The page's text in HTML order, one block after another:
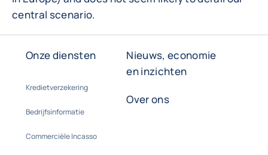
central scenario.
Onze diensten
Kredietverzekering
Bedrijfsinformatie
Commerciële Incasso
Nieuws, economie
en inzichten
Over ons